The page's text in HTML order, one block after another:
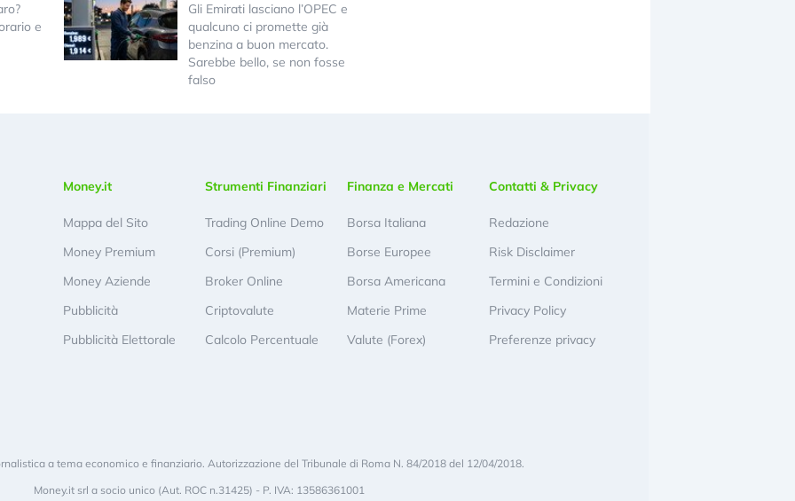
e
Gli Emirati lasciano l’OPEC e
qualcuno ci promette già
benzina a buon mercato.
Sarebbe bello, se non fosse
falso
Money.it
Mappa del Sito
Money Premium
Money Aziende
Pubblicità
Pubblicità Elettorale
Strumenti Finanziari
Trading Online Demo
Corsi (Premium)
Broker Online
Criptovalute
Calcolo Percentuale
Finanza e Mercati
Borsa Italiana
Borse Europee
Borsa Americana
Materie Prime
Valute (Forex)
Contatti & Privacy
Redazione
Risk Disclaimer
Termini e Condizioni
Privacy Policy
Preferenze privacy
a tema economico e finanziario. Autorizzazione del Tribunale di Roma N. 84/2018 del 12/04/2018.
Money.it srl a socio unico (Aut. ROC n.31425) - P. IVA: 13586361001